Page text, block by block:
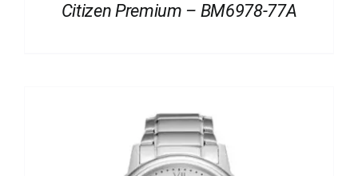
Citizen Premium – BM6978-77A